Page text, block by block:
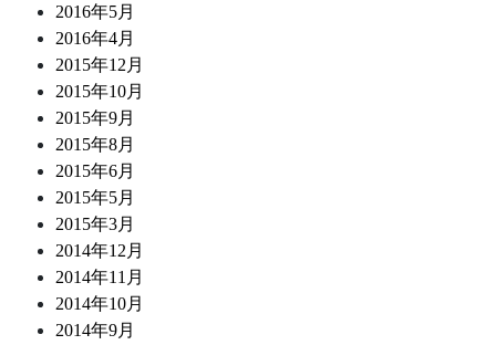
2016年5月
2016年4月
2015年12月
2015年10月
2015年9月
2015年8月
2015年6月
2015年5月
2015年3月
2014年12月
2014年11月
2014年10月
2014年9月